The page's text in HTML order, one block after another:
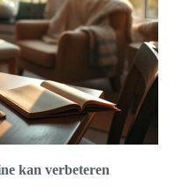
kan verbeteren